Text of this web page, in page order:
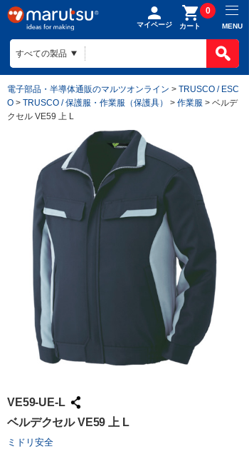
マイページ カート
0
MENU
電子部品・半導体通販のマルツオンライン > TRUSCO / ESC
O > TRUSCO / 保護服・作業服（保護具） > 作業服 > ベルデ
クセル VE59 上 L
VE59-UE-L
ベルデクセル VE59 上 L
ミドリ安全